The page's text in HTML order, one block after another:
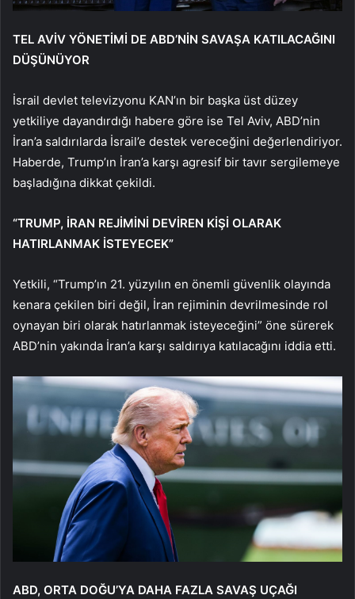
TEL AVİV YÖNETİMİ DE ABD’NİN SAVAŞA KATILACAĞINI
DÜŞÜNÜYOR
İsrail devlet televizyonu KAN’ın bir başka üst düzey
yetkiliye dayandırdığı habere göre ise Tel Aviv, ABD’nin
İran’a saldırılarda İsrail’e destek vereceğini değerlendiriyor.
Haberde, Trump’ın İran’a karşı agresif bir tavır sergilemeye
başladığına dikkat çekildi.
“TRUMP, İRAN REJİMİNİ DEVİREN KİŞİ OLARAK
HATIRLANMAK İSTEYECEK”
Yetkili, “Trump’ın 21. yüzyılın en önemli güvenlik olayında
kenara çekilen biri değil, İran rejiminin devrilmesinde rol
oynayan biri olarak hatırlanmak isteyeceğini” öne sürerek
ABD’nin yakında İran’a karşı saldırıya katılacağını iddia etti.
ABD, ORTA DOĞU’YA DAHA FAZLA SAVAŞ UÇAĞI